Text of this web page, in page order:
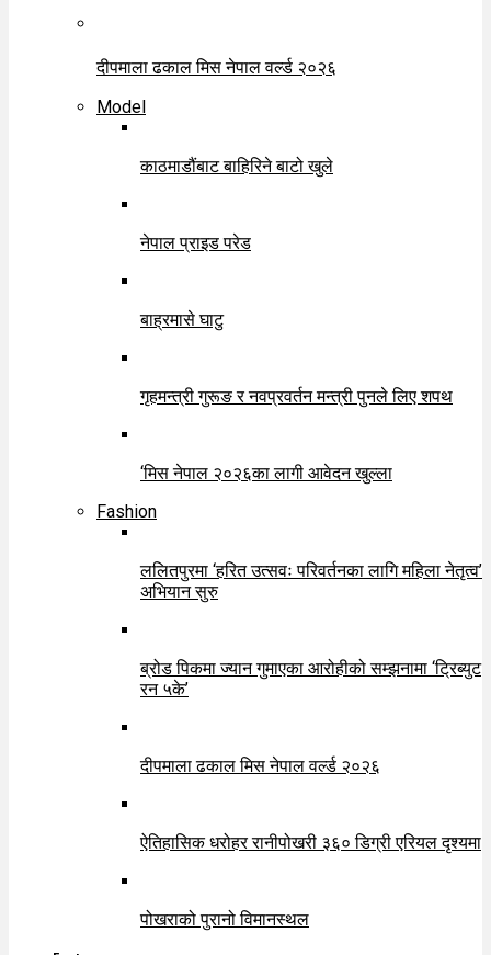
दीपमाला ढकाल मिस नेपाल वर्ल्ड २०२६
Model
काठमाडौंबाट बाहिरिने बाटो खुले
नेपाल प्राइड परेड
बाह्रमासे घाटु
गृहमन्त्री गुरूङ र नवप्रवर्तन मन्त्री पुनले लिए शपथ
‘मिस नेपाल २०२६का लागी आवेदन खुल्ला
Fashion
ललितपुरमा ‘हरित उत्सवः परिवर्तनका लागि महिला नेतृत्व’
अभियान सुरु
ब्रोड पिकमा ज्यान गुमाएका आरोहीको सम्झनामा ‘ट्रिब्युट
रन ५के’
दीपमाला ढकाल मिस नेपाल वर्ल्ड २०२६
ऐतिहासिक धरोहर रानीपोखरी ३६० डिग्री एरियल दृश्यमा
पोखराको पुरानो विमानस्थल